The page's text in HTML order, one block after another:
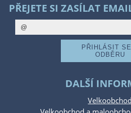
PŘEJETE SI ZASÍLAT
DALŠÍ
Velkoobchod